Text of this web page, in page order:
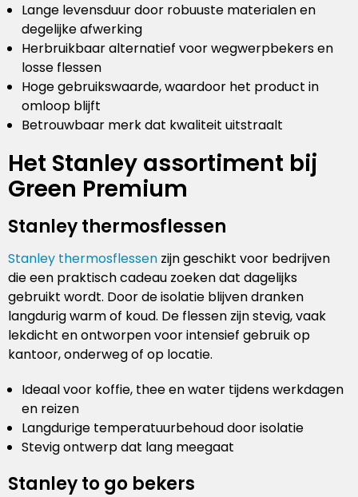
Lange levensduur door robuuste materialen en
degelijke afwerking
Herbruikbaar alternatief voor wegwerpbekers en
losse flessen
Hoge gebruikswaarde, waardoor het product in
omloop blijft
Betrouwbaar merk dat kwaliteit uitstraalt
Het Stanley assortiment bij
Green Premium
Stanley thermosflessen
Stanley thermosflessenzijn geschikt voor bedrijven
die een praktisch cadeau zoeken dat dagelijks
gebruikt wordt. Door de isolatie blijven dranken
langdurig warm of koud. De flessen zijn stevig, vaak
lekdicht en ontworpen voor intensief gebruik op
kantoor, onderweg of op locatie.
Ideaal voor koffie, thee en water tijdens werkdagen
en reizen
Langdurige temperatuurbehoud door isolatie
Stevig ontwerp dat lang meegaat
Stanley to go bekers